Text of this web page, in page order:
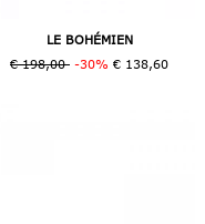
LE BOHÉMIEN
€ 198,00 -30% € 138,60